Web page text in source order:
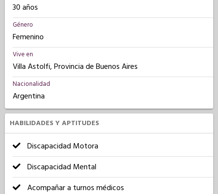
30 años
Género
Femenino
Vive en
Villa Astolfi, Provincia de Buenos Aires
Nacionalidad
Argentina
HABILIDADES Y APTITUDES
Discapacidad Motora
Discapacidad Mental
Acompañar a turnos médicos